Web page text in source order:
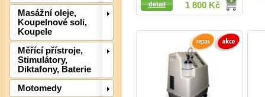
Masážní oleje,
Koupelnové soli,
Koupele
Měřící přístroje,
Stimulátory,
Diktafony, Baterie
Motomedy
1 800 Kč
detail
Detail